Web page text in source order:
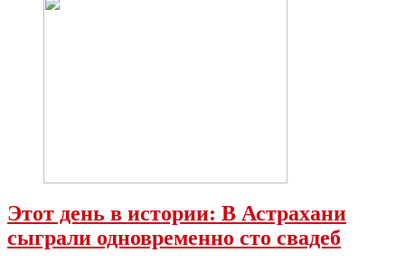
Этот день в истории: В Астрахани
сыграли одновременно сто свадеб